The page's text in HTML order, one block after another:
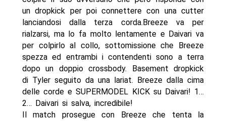
un dropkick per poi connettere con una cutter
lanciandosi dalla terza corda.Breeze va per
rialzarsi, ma lo fa molto lentamente e Daivari va
per colpirlo al collo, sottomissione che Breeze
spezza ed entrambi i contendenti sono a terra
dopo un doppio crossbody. Basement dropkick
di Tyler seguito da una lariat. Breeze dalla cima
delle corde e SUPERMODEL KICK su Daivari! 1…
2… Daivari si salva, incredibile!
Il match prosegue con Breeze che tenta la